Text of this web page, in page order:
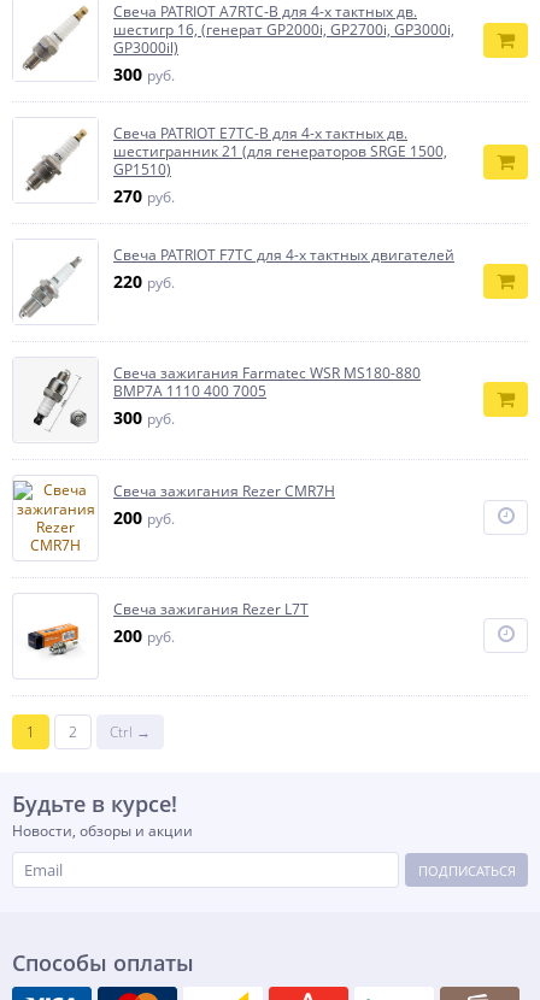
Свеча PATRIOT А7RTC-B для 4-х тактных дв.
шестигр 16, (генерат GP2000i, GP2700i, GP3000i,
GP3000il)
300 руб.
Свеча PATRIOT E7TC-B для 4-х тактных дв.
шестигранник 21 (для генераторов SRGE 1500,
GP1510)
270 руб.
Свеча PATRIOT F7TC для 4-х тактных двигателей
220 руб.
Свеча зажигания Farmatec WSR MS180-880
BMP7A 1110 400 7005
300 руб.
Свеча зажигания Rezer CMR7H
200 руб.
Свеча зажигания Rezer L7Т
200 руб.
1 2 Ctrl →
Будьте в курсе!
Новости, обзоры и акции
ПОДПИСАТЬСЯ
Способы оплаты